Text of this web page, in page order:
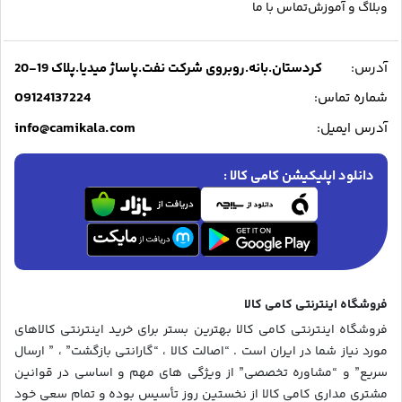
وبلاگ و آموزشتماس با ما
آدرس:
کردستان.بانه.روبروی شرکت نفت.پاساژ میدیا.پلاک 19-20
شماره تماس:
09124137224
آدرس ایمیل: info@camikala.com
دانلود اپلیکیشن کامی کالا :
فروشگاه اینترنتی کامی کالا
فروشگاه اینترنتی کامی کالا بهترین بستر برای خرید اینترنتی کالاهای
مورد نیاز شما در ایران است . “اصالت کالا ، “گارانتی بازگشت” ، ” ارسال
سریع” و “مشاوره تخصصی” از ویژگی های مهم و اساسی در قوانین
مشتری مداری کامی کالا از نخستین روز تأسیس بوده و تمام سعی خود